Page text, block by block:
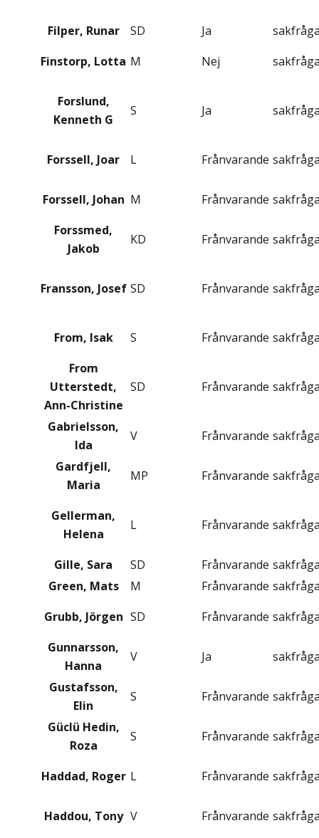
Filper, Runar SD Ja
Finstorp, Lotta M Nej
Forslund,
Kenneth G
S Ja
Forssell, Joar L Frånvarande
Forssell, Johan M Frånvarande
Forssmed,
Jakob
KD Frånvarande
Fransson, Josef SD Frånvarande
From, Isak S Frånvarande
From
Utterstedt,
Ann-Christine
SD Frånvarande
Gabrielsson,
Ida
V Frånvarande
Gardfjell,
Maria
MP Frånvarande
Gellerman,
Helena
L Frånvarande
Gille, Sara SD Frånvarande
Green, Mats
M Frånvarande
Grubb, Jörgen SD Frånvarande
Gunnarsson,
Hanna
V Ja
Gustafsson,
Elin
S Frånvarande
Güclü Hedin,
Roza
S Frånvarande
Haddad, Roger L Frånvarande
Haddou, Tony V Frånvarande